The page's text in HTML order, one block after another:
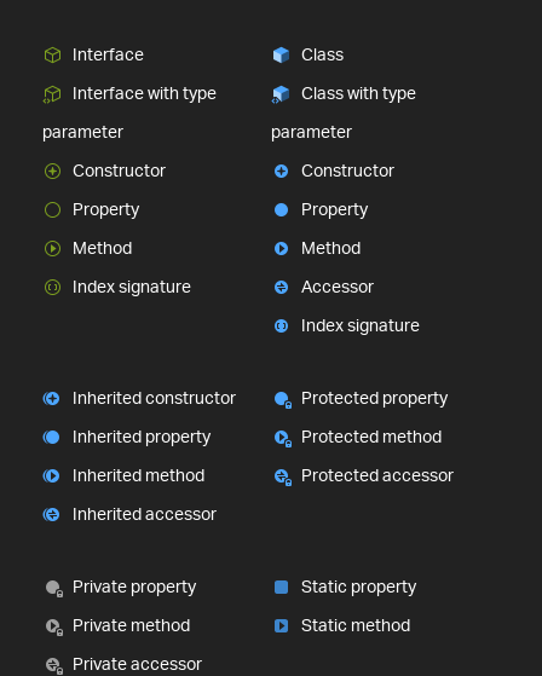
Interface
Interface with type
parameter
Constructor
Property
Method
Index signature
Class
Class with type
parameter
Constructor
Property
Method
Accessor
Index signature
Inherited constructor
Inherited property
Inherited method
Inherited accessor
Protected property
Protected method
Protected accessor
Private property
Private method
Private accessor
Static property
Static method